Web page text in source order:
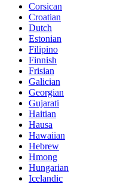
Corsican
Croatian
Dutch
Estonian
Filipino
Finnish
Frisian
Galician
Georgian
Gujarati
Haitian
Hausa
Hawaiian
Hebrew
Hmong
Hungarian
Icelandic